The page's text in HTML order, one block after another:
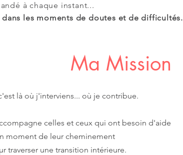
à chaque instant...
dans les moments de doutes et de difficultés.
Ma Mission
là où j'interviens... où je contribue.
celles et ceux qui ont besoin d'aide
moment de leur cheminement
traverser une transition intérieure.